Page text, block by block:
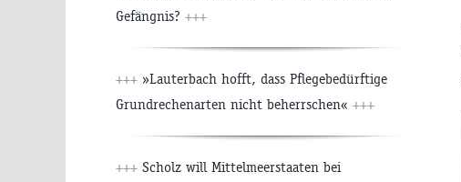
Gefängnis? +++
+++ »Lauterbach hofft, dass Pflegebedürftige
Grundrechenarten nicht beherrschen« +++
+++ Scholz will Mittelmeerstaaten bei